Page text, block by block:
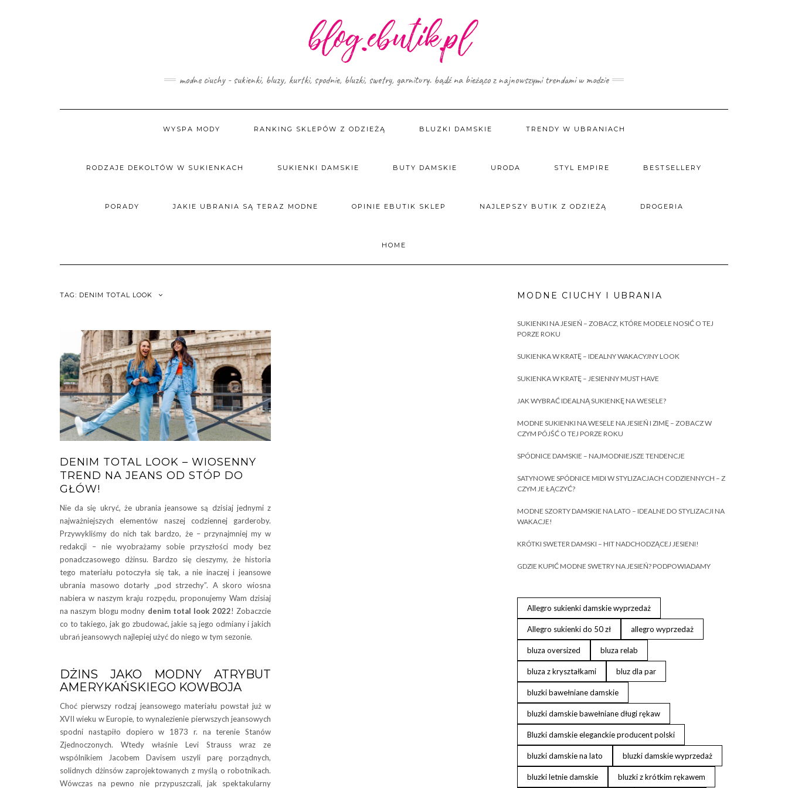
modne ciuchy - sukienki, bluzy, kurtki, spodnie, bluzki, swetry, garnitury. bądź na bieżąco z najnowszymi trendami w modzie
WYSPA MODY RANKING SKLEPÓW Z ODZIEŻĄ BLUZKI DAMSKIE TRENDY W UBRANIACH
RODZAJE DEKOLTÓW W SUKIENKACH SUKIENKI DAMSKIE BUTY DAMSKIE URODA STYL EMPIRE BESTSELLERY
PORADY JAKIE UBRANIA SĄ TERAZ MODNE OPINIE EBUTIK SKLEP NAJLEPSZY BUTIK Z ODZIEŻĄ DROGERIA
HOME
TAG: DENIM TOTAL LOOK
DENIM TOTAL LOOK – WIOSENNY
TREND NA JEANS OD STÓP DO
GŁÓW!
Nie da się ukryć, że ubrania jeansowe są dzisiaj jednymi z
najważniejszych elementów naszej codziennej garderoby.
Przywykliśmy do nich tak bardzo, że – przynajmniej my w
redakcji – nie wyobrażamy sobie przyszłości mody bez
ponadczasowego dżinsu. Bardzo się cieszymy, że historia
tego materiału potoczyła się tak, a nie inaczej i jeansowe
ubrania masowo dotarły „pod strzechy”. A skoro wiosna
nabiera w naszym kraju rozpędu, proponujemy Wam dzisiaj
na naszym blogu modny denim total look 2022! Zobaczcie
co to takiego, jak go zbudować, jakie są jego odmiany i jakich
ubrań jeansowych najlepiej użyć do niego w tym sezonie.
DŻINS JAKO MODNY ATRYBUT
AMERYKAŃSKIEGO KOWBOJA
Choć pierwszy rodzaj jeansowego materiału powstał już w
XVII wieku w Europie, to wynalezienie pierwszych jeansowych
spodni nastąpiło dopiero w 1873 r. na terenie Stanów
Zjednoczonych. Wtedy właśnie Levi Strauss wraz ze
wspólnikiem Jacobem Davisem uszyli parę porządnych,
solidnych dżinsów zaprojektowanych z myślą o robotnikach.
Wówczas na pewno nie przypuszczali, jak spektakularny
MODNE CIUCHY I UBRANIA
SUKIENKI NA JESIEŃ – ZOBACZ, KTÓRE MODELE NOSIĆ O TEJ
PORZE ROKU
SUKIENKA W KRATĘ – IDEALNY WAKACYJNY LOOK
SUKIENKA W KRATĘ – JESIENNY MUST HAVE
JAK WYBRAĆ IDEALNĄ SUKIENKĘ NA WESELE?
MODNE SUKIENKI NA WESELE NA JESIEŃ I ZIMĘ – ZOBACZ W
CZYM PÓJŚĆ O TEJ PORZE ROKU
SPÓDNICE DAMSKIE – NAJMODNIEJSZE TENDENCJE
SATYNOWE SPÓDNICE MIDI W STYLIZACJACH CODZIENNYCH – Z
CZYM JE ŁĄCZYĆ?
MODNE SZORTY DAMSKIE NA LATO – IDEALNE DO STYLIZACJI NA
WAKACJE!
KRÓTKI SWETER DAMSKI – HIT NADCHODZĄCEJ JESIENI!
GDZIE KUPIĆ MODNE SWETRY NA JESIEŃ? PODPOWIADAMY
Allegro sukienki damskie wyprzedaż
Allegro sukienki do 50 zł allegro wyprzedaż
bluza oversized bluza relab
bluza z kryształkami bluz dla par
bluzki bawełniane damskie
bluzki damskie bawełniane długi rękaw
Bluzki damskie eleganckie producent polski
bluzki damskie na lato bluzki damskie wyprzedaż
bluzki letnie damskie bluzki z krótkim rękawem